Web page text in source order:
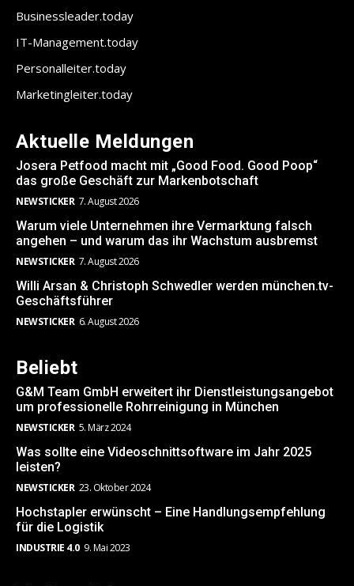
Businessleader.today
IT-Management.today
Personalleiter.today
Marketingleiter.today
Aktuelle Meldungen
Josera Petfood macht mit „Good Food. Good Poop“
das große Geschäft zur Markenbotschaft
NEWSTICKER 7. August 2026
Warum viele Unternehmen ihre Vermarktung falsch
angehen – und warum das ihr Wachstum ausbremst
NEWSTICKER 7. August 2026
Willi Arsan & Christoph Schwedler werden münchen.tv-
Geschäftsführer
NEWSTICKER 6. August 2026
Beliebt
G&M Team GmbH erweitert ihr Dienstleistungsangebot
um professionelle Rohrreinigung in München
NEWSTICKER 5. März 2024
Was sollte eine Videoschnittsoftware im Jahr 2025
leisten?
NEWSTICKER 23. Oktober 2024
Hochstapler erwünscht – Eine Handlungsempfehlung
für die Logistik
INDUSTRIE 4.0 9. Mai 2023